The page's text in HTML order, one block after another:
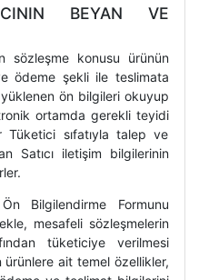
BEYAN VE
sözleşme konusu ürünün
ödeme şekli ile teslimata
yüklenen ön bilgileri okuyup
ortamda gerekli teyidi
Tüketici sıfatıyla talep ve
Satıcı iletişim bilgilerinin
Bilgilendirme Formunu
mesafeli sözleşmelerin
tüketiciye verilmesi
ait temel özellikler,